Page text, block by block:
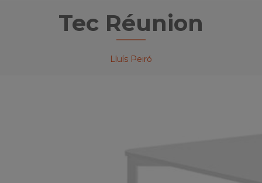
Tec Réunion
Lluís Peiró